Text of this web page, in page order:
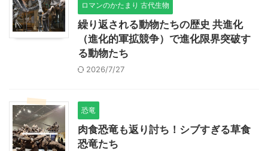
ロマンのかたまり 古代生物
繰り返される動物たちの歴史 共進化
（進化的軍拡競争）で進化限界突破す
る動物たち
2026/7/27
恐竜
肉食恐竜も返り討ち！シブすぎる草食
恐竜たち